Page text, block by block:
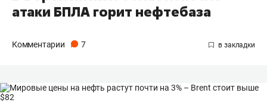
атаки БПЛА горит нефтебаза
Комментарии 7